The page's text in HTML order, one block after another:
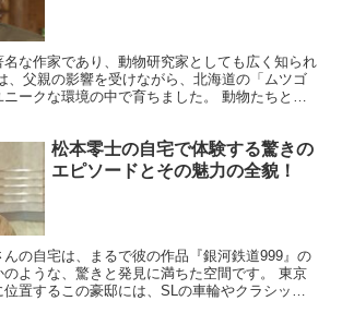
な作家であり、動物研究家としても広く知られ
、父親の影響を受けながら、北海道の「ムツゴ
ークな環境の中で育ちました。 動物たちとの
松本零士の自宅で体験する驚きの
エピソードとその魅力の全貌！
の自宅は、まるで彼の作品『銀河鉄道999』の
ような、驚きと発見に満ちた空間です。 東京
置するこの豪邸には、SLの車輪やクラシック